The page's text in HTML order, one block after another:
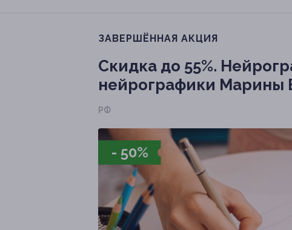
ЗАВЕРШЁННАЯ АКЦИЯ
Скидка до 55%.
нейрографики Марины
РФ
- 50%